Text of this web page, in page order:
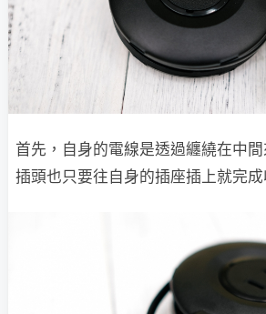
首先，自身的電線是透過纏繞在中間
插頭也只要往自身的插座插上就完成